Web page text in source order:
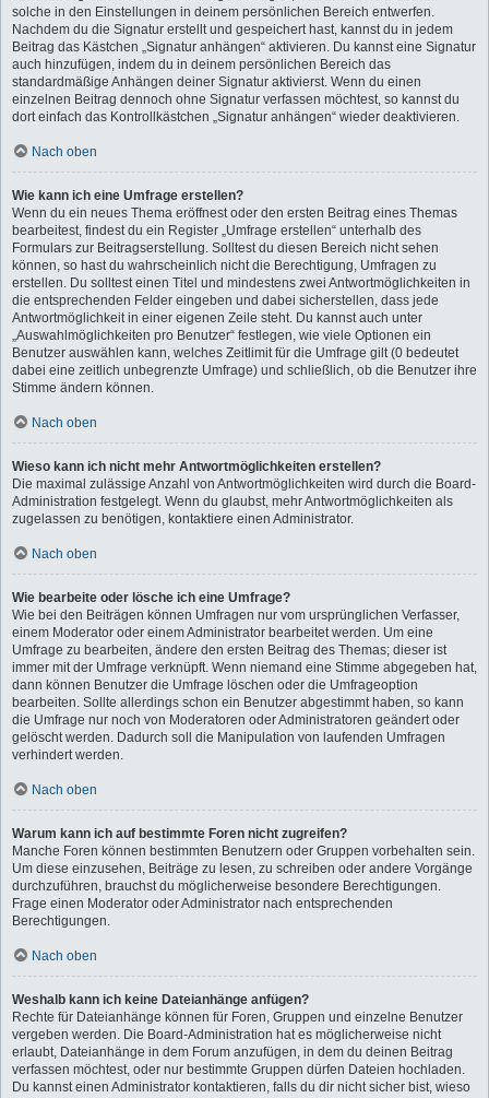
solche in den Einstellungen in deinem persönlichen Bereich entwerfen.
Nachdem du die Signatur erstellt und gespeichert hast, kannst du in jedem
Beitrag das Kästchen „Signatur anhängen“ aktivieren. Du kannst eine Signatur
auch hinzufügen, indem du in deinem persönlichen Bereich das
standardmäßige Anhängen deiner Signatur aktivierst. Wenn du einen
einzelnen Beitrag dennoch ohne Signatur verfassen möchtest, so kannst du
dort einfach das Kontrollkästchen „Signatur anhängen“ wieder deaktivieren.
Nach oben
Wie kann ich eine Umfrage erstellen?
Wenn du ein neues Thema eröffnest oder den ersten Beitrag eines Themas
bearbeitest, findest du ein Register „Umfrage erstellen“ unterhalb des
Formulars zur Beitragserstellung. Solltest du diesen Bereich nicht sehen
können, so hast du wahrscheinlich nicht die Berechtigung, Umfragen zu
erstellen. Du solltest einen Titel und mindestens zwei Antwortmöglichkeiten in
die entsprechenden Felder eingeben und dabei sicherstellen, dass jede
Antwortmöglichkeit in einer eigenen Zeile steht. Du kannst auch unter
„Auswahlmöglichkeiten pro Benutzer“ festlegen, wie viele Optionen ein
Benutzer auswählen kann, welches Zeitlimit für die Umfrage gilt (0 bedeutet
dabei eine zeitlich unbegrenzte Umfrage) und schließlich, ob die Benutzer ihre
Stimme ändern können.
Nach oben
Wieso kann ich nicht mehr Antwortmöglichkeiten erstellen?
Die maximal zulässige Anzahl von Antwortmöglichkeiten wird durch die Board-
Administration festgelegt. Wenn du glaubst, mehr Antwortmöglichkeiten als
zugelassen zu benötigen, kontaktiere einen Administrator.
Nach oben
Wie bearbeite oder lösche ich eine Umfrage?
Wie bei den Beiträgen können Umfragen nur vom ursprünglichen Verfasser,
einem Moderator oder einem Administrator bearbeitet werden. Um eine
Umfrage zu bearbeiten, ändere den ersten Beitrag des Themas; dieser ist
immer mit der Umfrage verknüpft. Wenn niemand eine Stimme abgegeben hat,
dann können Benutzer die Umfrage löschen oder die Umfrageoption
bearbeiten. Sollte allerdings schon ein Benutzer abgestimmt haben, so kann
die Umfrage nur noch von Moderatoren oder Administratoren geändert oder
gelöscht werden. Dadurch soll die Manipulation von laufenden Umfragen
verhindert werden.
Nach oben
Warum kann ich auf bestimmte Foren nicht zugreifen?
Manche Foren können bestimmten Benutzern oder Gruppen vorbehalten sein.
Um diese einzusehen, Beiträge zu lesen, zu schreiben oder andere Vorgänge
durchzuführen, brauchst du möglicherweise besondere Berechtigungen.
Frage einen Moderator oder Administrator nach entsprechenden
Berechtigungen.
Nach oben
Weshalb kann ich keine Dateianhänge anfügen?
Rechte für Dateianhänge können für Foren, Gruppen und einzelne Benutzer
vergeben werden. Die Board-Administration hat es möglicherweise nicht
erlaubt, Dateianhänge in dem Forum anzufügen, in dem du deinen Beitrag
verfassen möchtest, oder nur bestimmte Gruppen dürfen Dateien hochladen.
Du kannst einen Administrator kontaktieren, falls du dir nicht sicher bist, wieso